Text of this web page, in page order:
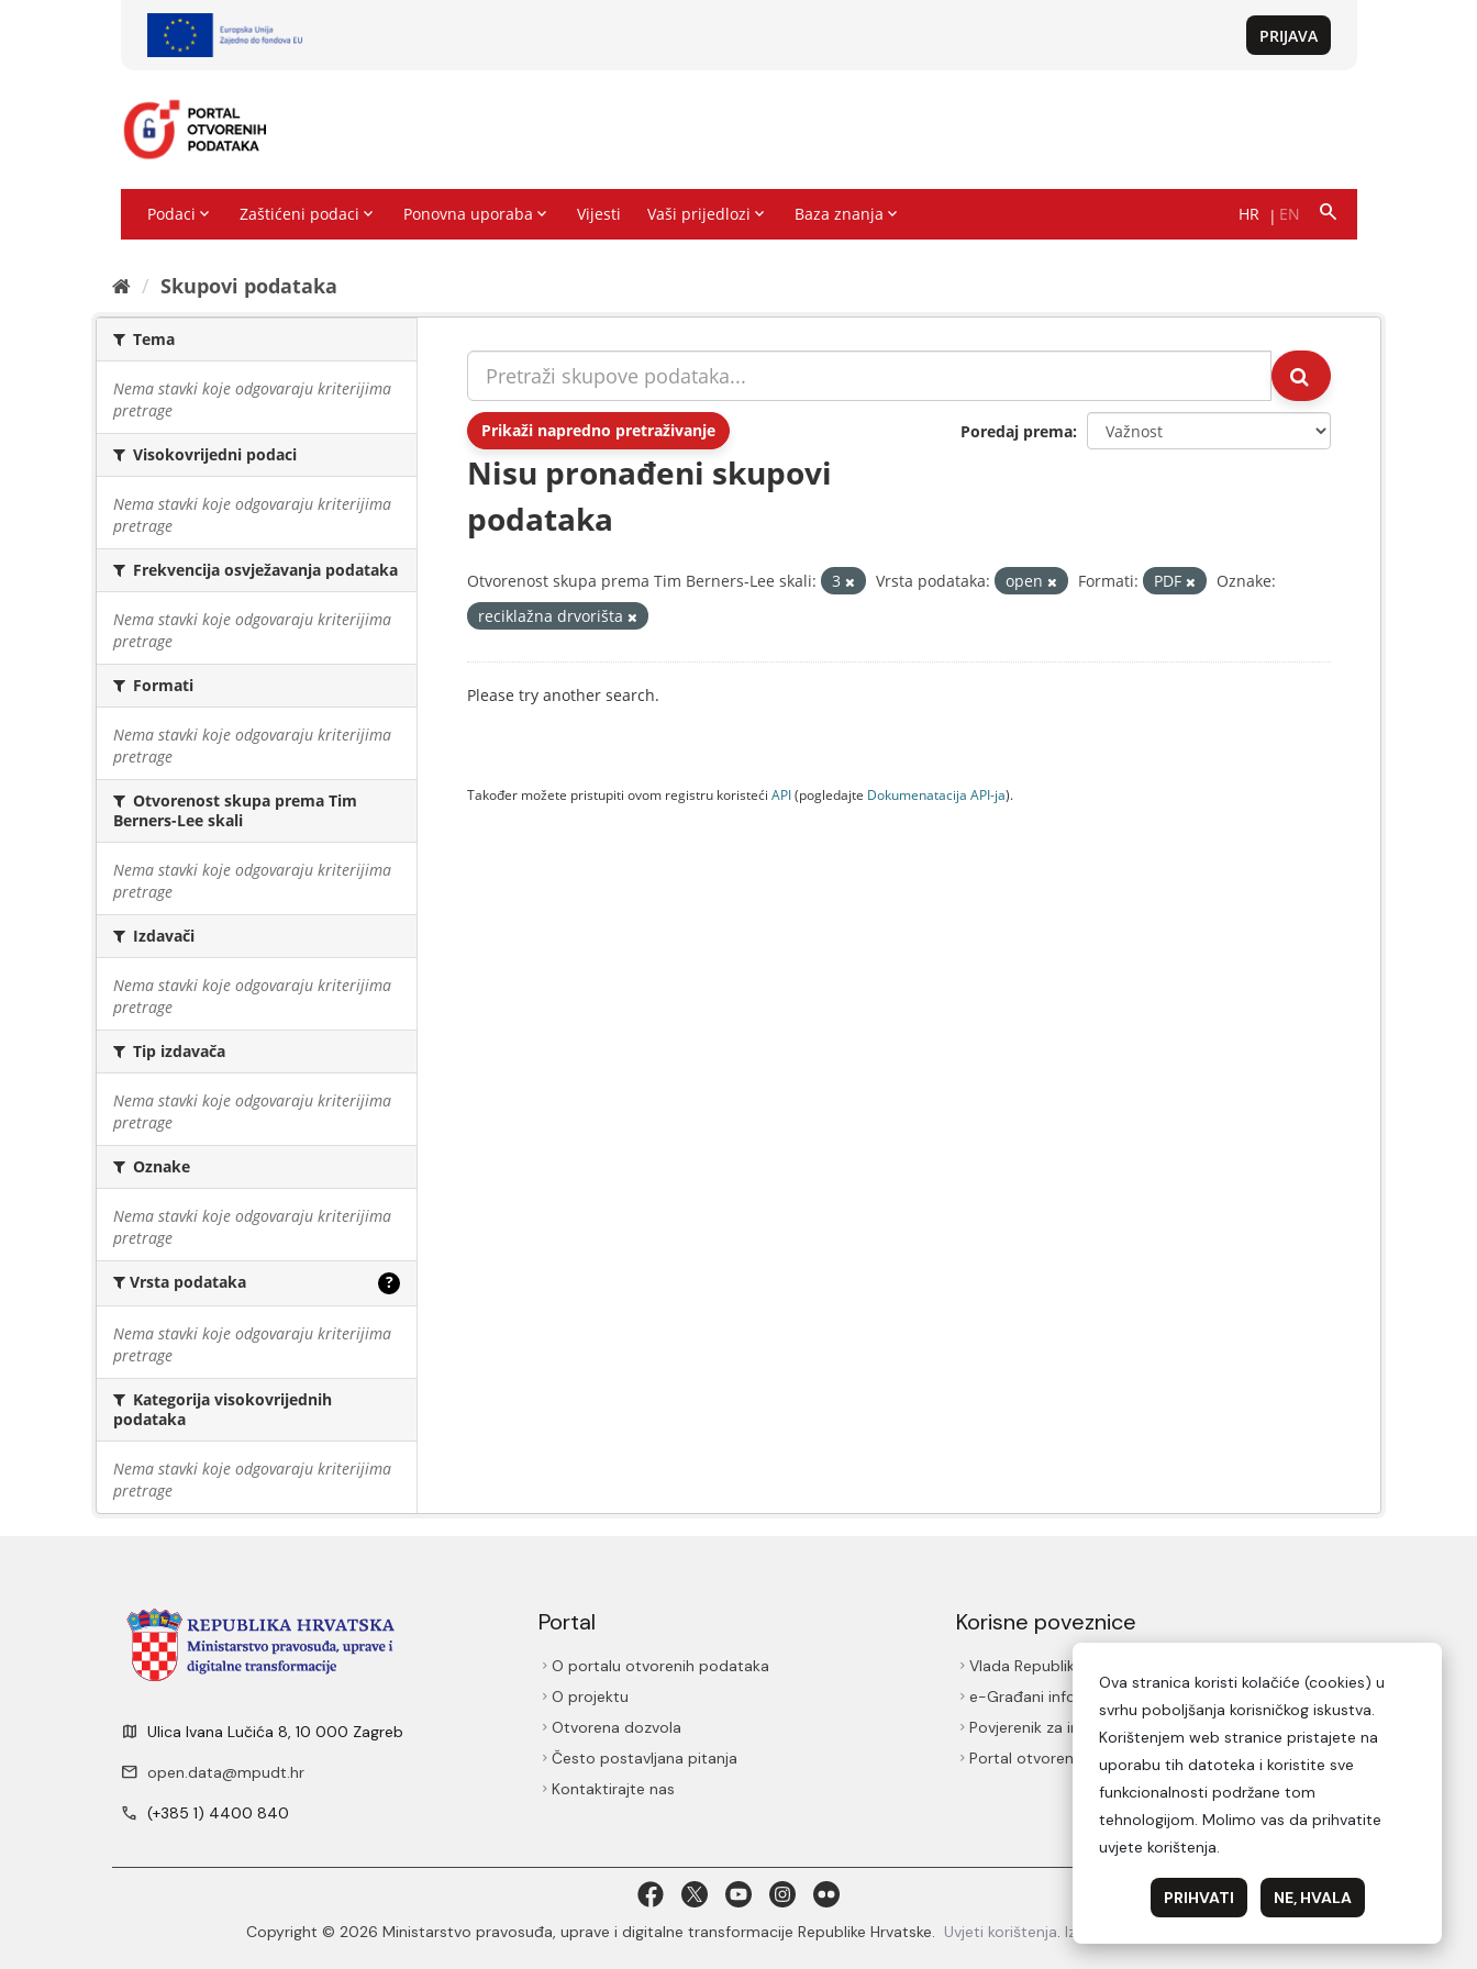
Skupovi podаtаkа
Tema
Nema stavki koje odgovaraju kriterijima
pretrage
Visokovrijedni podaci
Nema stavki koje odgovaraju kriterijima
pretrage
Frekvencija osvježavanja podataka
Nema stavki koje odgovaraju kriterijima
pretrage
Formati
Nema stavki koje odgovaraju kriterijima
pretrage
Otvorenost skupa prema Tim
Berners-Lee skali
Nema stavki koje odgovaraju kriterijima
pretrage
Izdavači
Nema stavki koje odgovaraju kriterijima
pretrage
Tip izdavača
Nema stavki koje odgovaraju kriterijima
pretrage
Oznake
Nema stavki koje odgovaraju kriterijima
pretrage
Vrsta podataka ?
Nema stavki koje odgovaraju kriterijima
pretrage
Kategorija visokovrijednih
podataka
Nema stavki koje odgovaraju kriterijima
pretrage
Prikaži napredno pretraživanje Poredaj prema
Nisu pronađeni skupovi
podataka
Otvorenost skupa prema Tim Berners-Lee skali: 3 Vrsta podataka: open Formati: PDF
Oznake:
reciklažna drvorišta
Please try another search.
Također možete pristupiti ovom registru koristeći API(pogledajte Dokumenаtаcijа API-jа).